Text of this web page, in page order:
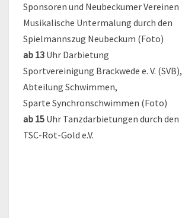
Sponsoren und Neubeckumer Vereinen
Musikalische Untermalung durch den
Spielmannszug Neubeckum (Foto)
ab 13 Uhr Darbietung
Sportvereinigung Brackwede e. V. (SVB),
Abteilung Schwimmen,
Sparte Synchronschwimmen (Foto)
ab 15 Uhr Tanzdarbietungen durch den
TSC-Rot-Gold e.V.